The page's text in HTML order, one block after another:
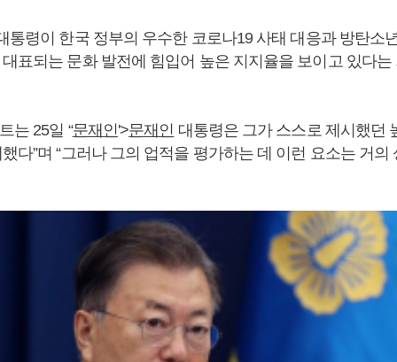
통령이 한국 정부의 우수한 코로나19 사태 대응과 방탄소
표되는 문화 발전에 힘입어 높은 지지율을 보이고 있다는
는 25일 “문재인'>문재인 대통령은 그가 스스로 제시했던
다”며 “그러나 그의 업적을 평가하는 데 이런 요소는 거의